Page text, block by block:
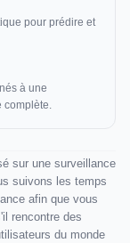
pour prédire et
à une
complète.
sur une surveillance
suivons les temps
afin que vous
rencontre des
du monde